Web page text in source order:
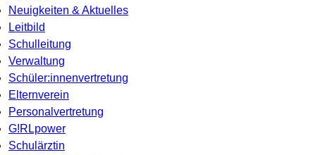
Neuigkeiten & Aktuelles
Leitbild
Schulleitung
Verwaltung
Schüler:innenvertretung
Elternverein
Personalvertretung
G!RLpower
Schulärztin